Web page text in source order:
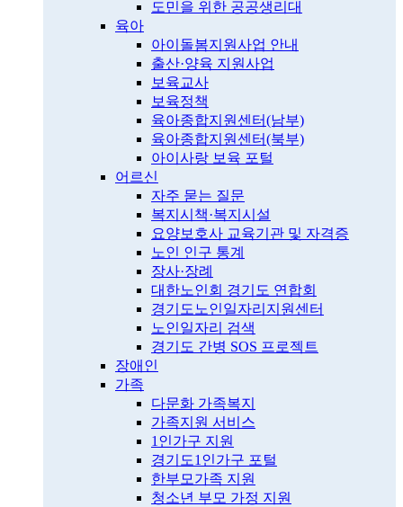
도민을 위한 공공생리대
육아
아이돌봄지원사업 안내
출산·양육 지원사업
보육교사
보육정책
육아종합지원센터(남부)
육아종합지원센터(북부)
아이사랑 보육 포털
어르신
자주 묻는 질문
복지시책·복지시설
요양보호사 교육기관 및 자격증
노인 인구 통계
장사·장례
대한노인회 경기도 연합회
경기도노인일자리지원센터
노인일자리 검색
경기도 간병 SOS 프로젝트
장애인
가족
다문화 가족복지
가족지원 서비스
1인가구 지원
경기도1인가구 포털
한부모가족 지원
청소년 부모 가정 지원